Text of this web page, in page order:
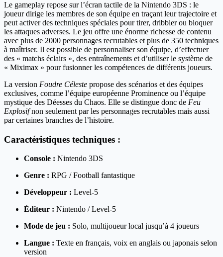
Le gameplay repose sur l’écran tactile de la Nintendo 3DS : le
joueur dirige les membres de son équipe en traçant leur trajectoire et
peut activer des techniques spéciales pour tirer, dribbler ou bloquer
les attaques adverses. Le jeu offre une énorme richesse de contenu
avec plus de 2000 personnages recrutables et plus de 350 techniques
à maîtriser. Il est possible de personnaliser son équipe, d’effectuer
des « matchs éclairs », des entraînements et d’utiliser le système de
« Miximax » pour fusionner les compétences de différents joueurs.
La version Foudre Céleste propose des scénarios et des équipes
exclusives, comme l’équipe européenne Prominence ou l’équipe
mystique des Déesses du Chaos. Elle se distingue donc de Feu
Explosifnon seulement par les personnages recrutables mais aussi
par certaines branches de l’histoire.
Caractéristiques techniques :
Console : Nintendo 3DS
Genre : RPG / Football fantastique
Développeur : Level-5
Éditeur : Nintendo / Level-5
Mode de jeu : Solo, multijoueur local jusqu’à 4 joueurs
Langue : Texte en français, voix en anglais ou japonais selon
version